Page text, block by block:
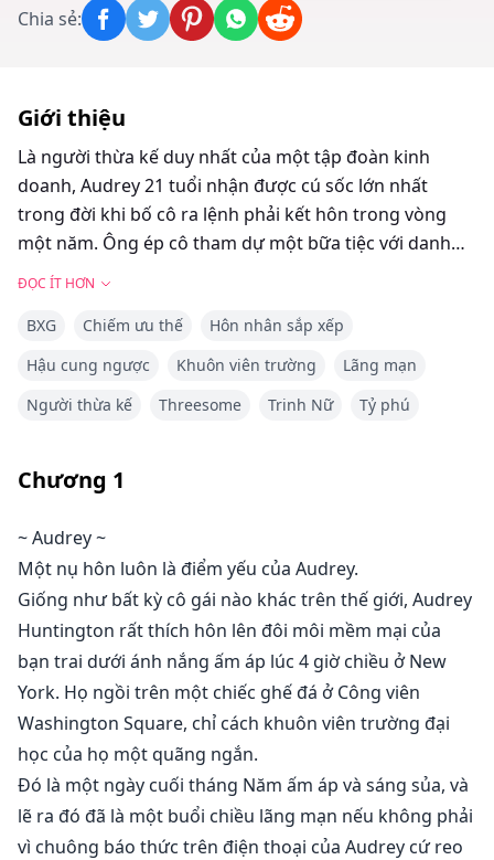
Chia sẻ:
Giới thiệu
Là người thừa kế duy nhất của một tập đoàn kinh
doanh, Audrey 21 tuổi nhận được cú sốc lớn nhất
trong đời khi bố cô ra lệnh phải kết hôn trong vòng
một năm. Ông ép cô tham dự một bữa tiệc với danh
sách tất cả những người cầu hôn tiềm năng đạt tiêu
khỏi bữa tiệc, cô rơi vào tay của anh em nhà
Vanderbilt. Caspian, anh trai, là một kẻ đào hoa nóng
lạnh lùng và đau khổ, với đôi mắt xanh như đại dương.
Audrey, Caspian và Killian bắt đầu là bạn bè, nhưng sau
một chuyến đi bất ngờ đến Bermuda, Audrey thấy
mình bị mắc kẹt trong một tam giác tình yêu với hai
anh em. Liệu cô sẽ chọn một trong hai người để kết
hôn, hay sẽ buông bỏ lý trí và lạc lối trong tam giác
Cảnh báo: Nội dung trưởng thành bên trong! Vào cửa
tự chịu rủi ro. *
ĐỌC ÍT HƠN
BXG Chiếm ưu thế
Hôn nhân sắp xếp
Hậu cung ngược
Khuôn viên trường
Lãng mạn
Người thừa kế
Threesome Trinh Nữ Tỷ phú
Chương 1
~ Audrey ~
Một nụ hôn luôn là điểm yếu của Audrey.
Giống như bất kỳ cô gái nào khác trên thế giới, Audrey
Huntington rất thích hôn lên đôi môi mềm mại của
bạn trai dưới ánh nắng ấm áp lúc 4 giờ chiều ở New
York. Họ ngồi trên một chiếc ghế đá ở Công viên
Washington Square, chỉ cách khuôn viên trường đại
học của họ một quãng ngắn.
Đó là một ngày cuối tháng Năm ấm áp và sáng sủa, và
lẽ ra đó đã là một buổi chiều lãng mạn nếu không phải
vì chuông báo thức trên điện thoại của Audrey cứ reo